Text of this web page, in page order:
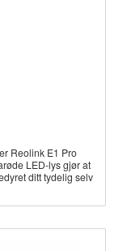
Reolink E1 Pro
LED-lys gjør at
ditt tydelig selv